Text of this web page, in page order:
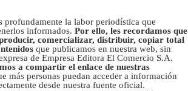
profundamente la labor periodística que
informados. Por ello, les recordamos que
comercializar, distribuir, copiar total
que publicamos en nuestra web, sin
de Empresa Editora El Comercio S.A.
a compartir el enlace de nuestras
más personas puedan acceder a información
desde nuestra fuente oficial.